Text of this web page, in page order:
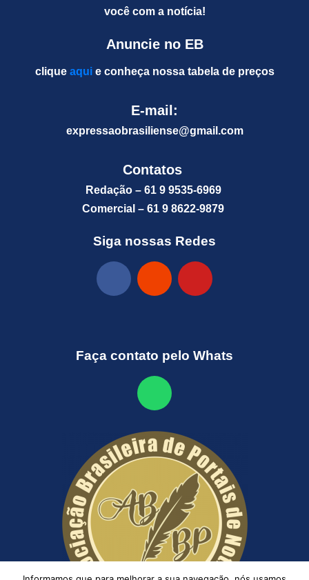
você com a notícia!
Anuncie no EB
clique aquie conheça nossa tabela de preços
E-mail:
expressaobrasiliense@gmail.com
Contatos
Redação – 61 9 9535-6969
Comercial – 61 9 8622-9879
Siga nossas Redes
Faça contato pelo Whats